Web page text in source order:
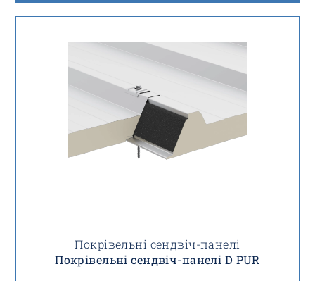
Покрівельні сендвіч-панелі
Покрівельні сендвіч-панелі D PUR